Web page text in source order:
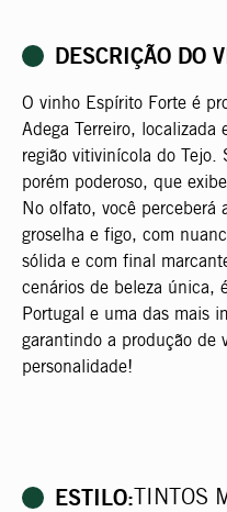
DESCRIÇÃO DO
O vinho Espírito Forte é
Adega Terreiro, localizada
região vitivinícola do Tejo.
porém poderoso, que
No olfato, você perceberá
groselha e figo, com
sólida e com final
cenários de beleza única,
Portugal e uma das mais
garantindo a produção de
personalidade!
ESTILO:TINTOS